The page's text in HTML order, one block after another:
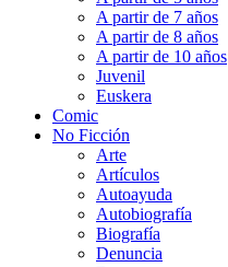
A partir de 7 años
A partir de 8 años
A partir de 10 años
Juvenil
Euskera
Comic
No Ficción
Arte
Artículos
Autoayuda
Autobiografía
Biografía
Denuncia